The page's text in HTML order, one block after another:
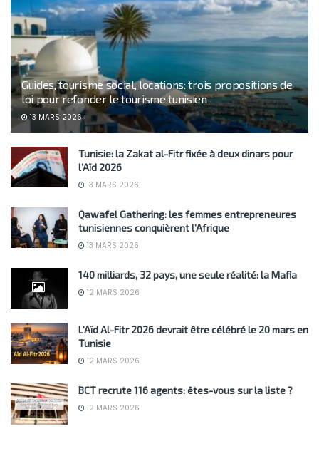
Guides, tourisme social, locations: trois propositions de
loi pour refonder le tourisme tunisien
13 MARS 2026
Tunisie: la Zakat al-Fitr fixée à deux dinars pour
l’Aïd 2026
13 MARS 2026
Qawafel Gathering: les femmes entrepreneures
tunisiennes conquièrent l’Afrique
13 MARS 2026
140 milliards, 32 pays, une seule réalité: la Mafia
12 MARS 2026
L’Aïd Al-Fitr 2026 devrait être célébré le 20 mars en
Tunisie
12 MARS 2026
BCT recrute 116 agents: êtes-vous sur la liste ?
12 MARS 2026